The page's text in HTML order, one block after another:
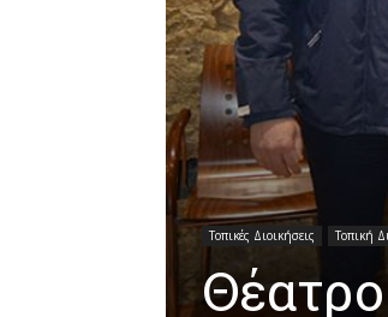
Τοπικές Διοικήσεις Τοπική